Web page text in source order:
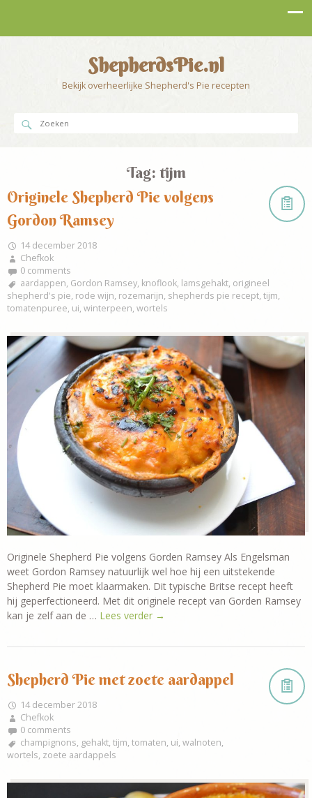
ShepherdsPie.nl
Bekijk overheerlijke Shepherd's Pie recepten
Tag: tijm
Originele Shepherd Pie volgens
Gordon Ramsey
14 december 2018
Chefkok
0 comments
aardappen, Gordon Ramsey, knoflook, lamsgehakt, origineel
shepherd's pie, rode wijn, rozemarijn, shepherds pie recept, tijm,
tomatenpuree, ui, winterpeen, wortels
Originele Shepherd Pie volgens Gorden Ramsey Als Engelsman
weet Gordon Ramsey natuurlijk wel hoe hij een uitstekende
Shepherd Pie moet klaarmaken. Dit typische Britse recept heeft
hij geperfectioneerd. Met dit originele recept van Gorden Ramsey
kan je zelf aan de … Lees verder →
Shepherd Pie met zoete aardappel
14 december 2018
Chefkok
0 comments
champignons, gehakt, tijm, tomaten, ui, walnoten,
wortels, zoete aardappels